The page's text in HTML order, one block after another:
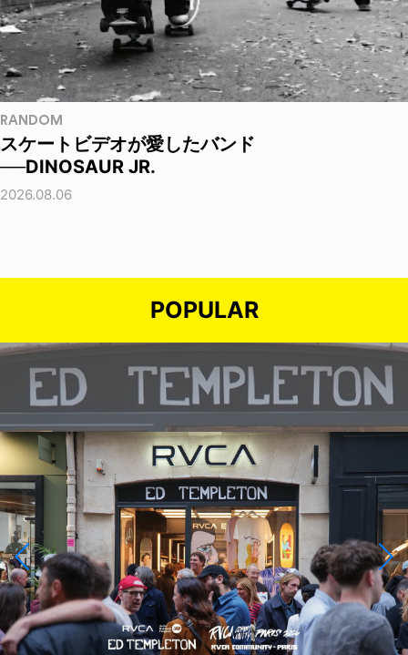
RANDOM
スケートビデオが愛したバンド
──DINOSAUR JR.
2026.08.06
POPULAR